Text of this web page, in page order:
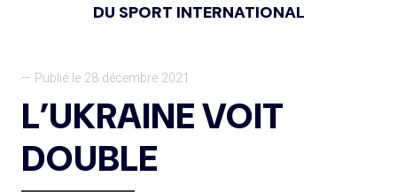
DU SPORT INTERNATIONAL
— Publié le 28 décembre 2021
L’UKRAINE VOIT
DOUBLE